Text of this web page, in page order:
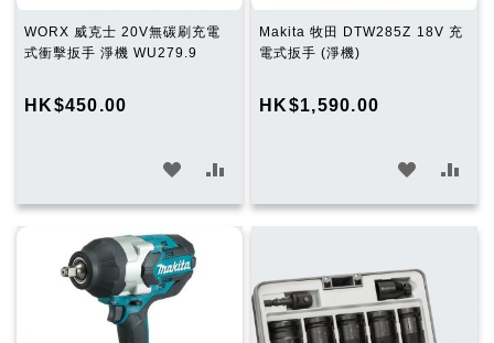
WORX 威克士 20V無碳刷充電
式衝擊扳手 淨機 WU279.9
HK$450.00
入
願
望
入
Makita 牧田 DTW285Z 18V 充
電式扳手 (淨機)
HK$1,590.00
入
望
清
入